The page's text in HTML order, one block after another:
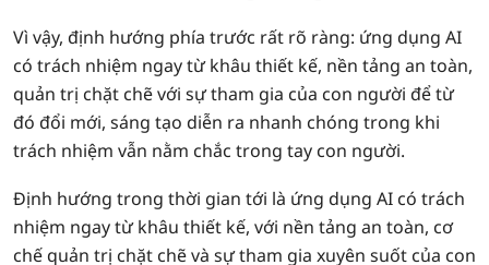
Vì vậy, định hướng phía trước rất rõ ràng: ứng dụng AI
có trách nhiệm ngay từ khâu thiết kế, nền tảng an toàn,
quản trị chặt chẽ với sự tham gia của con người để từ
đó đổi mới, sáng tạo diễn ra nhanh chóng trong khi
trách nhiệm vẫn nằm chắc trong tay con người.
Định hướng trong thời gian tới là ứng dụng AI có trách
nhiệm ngay từ khâu thiết kế, với nền tảng an toàn, cơ
chế quản trị chặt chẽ và sự tham gia xuyên suốt của con